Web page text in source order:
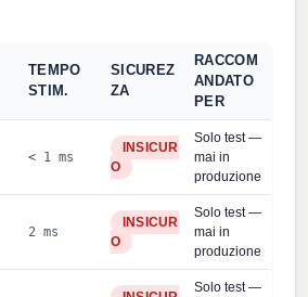
TEMPO
STIM.
SICUREZ
ZA
RACCOM
ANDATO
PER
< 1 ms
INSICUR
O
Solo test —
mai in
produzione
2 ms
INSICUR
O
Solo test —
mai in
produzione
Solo test —